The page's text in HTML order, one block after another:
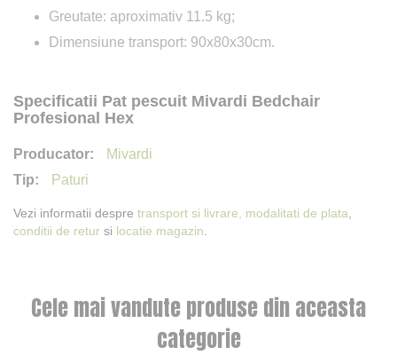
Greutate: aproximativ 11.5 kg;
Dimensiune transport: 90x80x30cm.
Specificatii Pat pescuit Mivardi Bedchair
Profesional Hex
Mivardi
Paturi
Vezi informatii despre transport si livrare, modalitati de plata
conditii de retur si locatie magazin
Cele mai vandute produse din aceasta
categorie